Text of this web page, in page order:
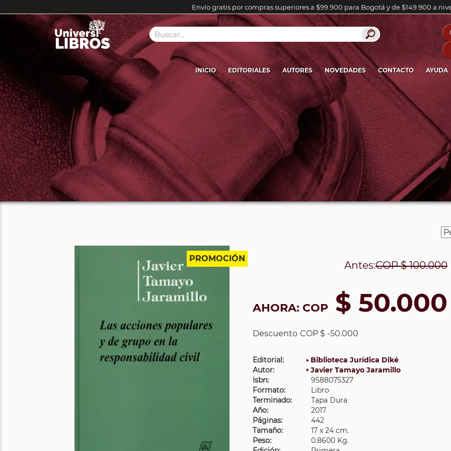
Envío gratis por compras superiores a $99.900 para Bogotá y de $149.900 a
INICIO EDITORIALES AUTORES NOVEDADES CONTACTO AYUDA
PROMOCIÓN
Antes:COP$ 100.000
AHORA: COP $ 50.000
Descuento COP $ -50.000
Editorial:
Biblioteca Jurídica Diké
Autor:
Javier Tamayo Jaramillo
Isbn:
9588075327
Formato:
Libro
Terminado:
Tapa Dura
Año:
2017
Páginas:
442
Tamaño:
17 x 24 cm.
Peso:
0.8600 Kg.